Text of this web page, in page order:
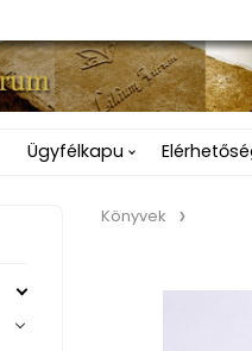
Ügyfélkapu
Könyvek